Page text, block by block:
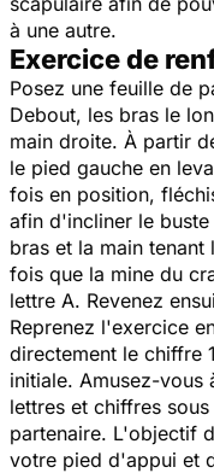
à une autre.
Exercice de
Posez une feuille de
Debout, les bras le
main droite. À partir
le pied gauche en
fois en position,
afin d'incliner le
bras et la main
fois que la mine du
lettre A. Revenez
Reprenez l'exercice
directement le chiffre
initiale. Amusez-vous
lettres et chiffres
partenaire. L'objectif
votre pied d'appui et